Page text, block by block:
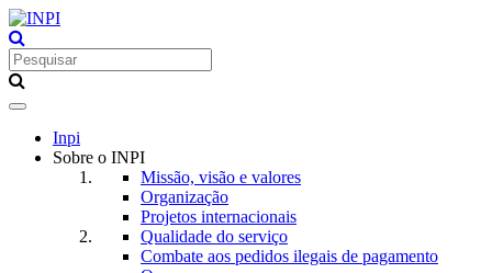
Toggle
navigation
Inpi
Sobre o INPI
Missão, visão e valores
Organização
Projetos internacionais
Qualidade do serviço
Combate aos pedidos ilegais de pagamento